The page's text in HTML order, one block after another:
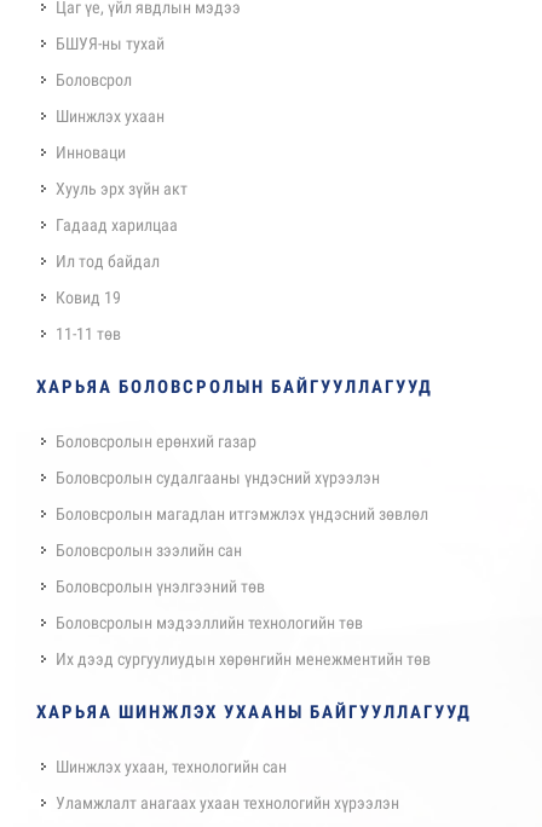
Цаг үе, үйл явдлын мэдээ
БШУЯ-ны тухай
Боловсрол
Шинжлэх ухаан
Инноваци
Хууль эрх зүйн акт
Гадаад харилцаа
Ил тод байдал
Ковид 19
11-11 төв
ХАРЬЯА БОЛОВСРОЛЫН БАЙГУУЛЛАГУУД
Боловсролын ерөнхий газар
Боловсролын судалгааны үндэсний хүрээлэн
Боловсролын магадлан итгэмжлэх үндэсний зөвлөл
Боловсролын зээлийн сан
Боловсролын үнэлгээний төв
Боловсролын мэдээллийн технологийн төв
Их дээд сургуулиудын хөрөнгийн менежментийн төв
ХАРЬЯА ШИНЖЛЭХ УХААНЫ БАЙГУУЛЛАГУУД
Шинжлэх ухаан, технологийн сан
Уламжлалт анагаах ухаан технологийн хүрээлэн